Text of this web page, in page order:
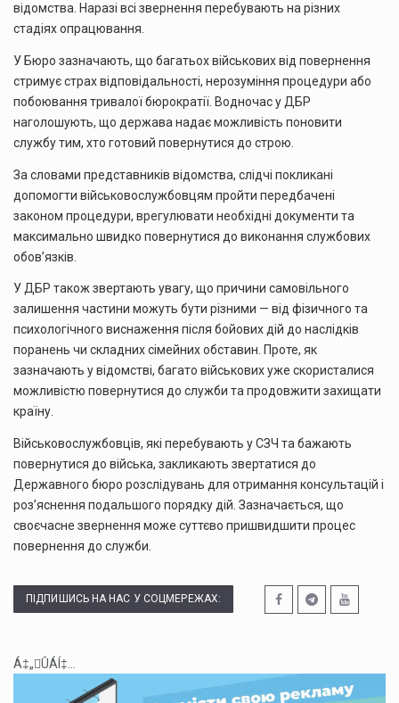
відомства. Наразі всі звернення перебувають на різних
стадіях опрацювання.
У Бюро зазначають, що багатьох військових від повернення
стримує страх відповідальності, нерозуміння процедури або
побоювання тривалої бюрократії. Водночас у ДБР
наголошують, що держава надає можливість поновити
службу тим, хто готовий повернутися до строю.
За словами представників відомства, слідчі покликані
допомогти військовослужбовцям пройти передбачені
законом процедури, врегулювати необхідні документи та
максимально швидко повернутися до виконання службових
обов’язків.
У ДБР також звертають увагу, що причини самовільного
залишення частини можуть бути різними — від фізичного та
психологічного виснаження після бойових дій до наслідків
поранень чи складних сімейних обставин. Проте, як
зазначають у відомстві, багато військових уже скористалися
можливістю повернутися до служби та продовжити захищати
країну.
Військовослужбовців, які перебувають у СЗЧ та бажають
повернутися до війська, закликають звертатися до
Державного бюро розслідувань для отримання консультацій і
роз’яснення подальшого порядку дій. Зазначається, що
своєчасне звернення може суттєво пришвидшити процес
повернення до служби.
ПІДПИШИСЬ НА НАС У СОЦМЕРЕЖАХ:
Á‡„ÛÁÍ‡...